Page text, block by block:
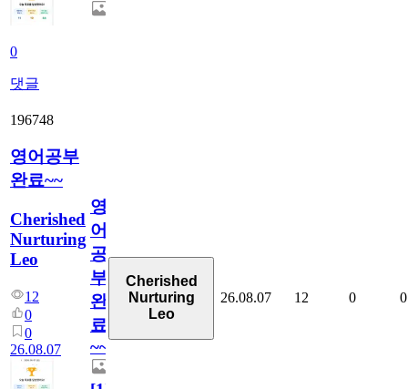
0
댓글
196748
영어공부
완료~~
Cherished
Nurturing
Leo
12
0
0
26.08.07
영
어
공
부
완
료
~~
Cherished
Nurturing
Leo
26.08.07 12 0 0